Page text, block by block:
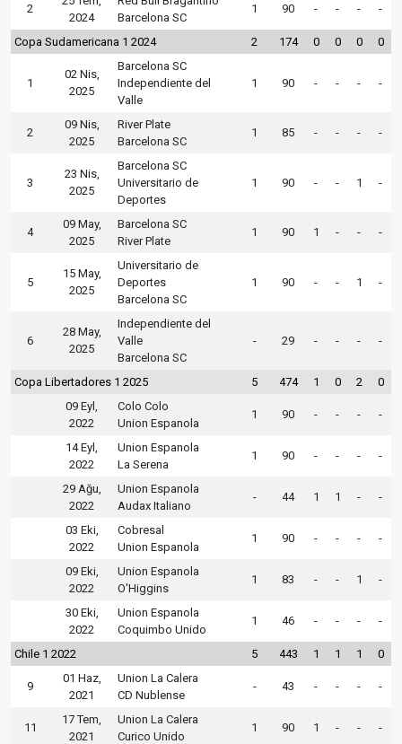
2
2024
Barcelona SC
1 90 - - - -
Copa Sudamericana 1 2024 2 174 0 0 0 0
1
02 Nis,
2025
Barcelona SC
Independiente del
Valle
1 90 - - - -
2
09 Nis,
2025
River Plate
Barcelona SC
1 85 - - - -
3
23 Nis,
2025
Barcelona SC
Universitario de
Deportes
1 90 - - 1 -
4
09 May,
2025
Barcelona SC
River Plate
1 90 1 - - -
5
15 May,
2025
Universitario de
Deportes
Barcelona SC
1 90 - - 1 -
6
28 May,
2025
Independiente del
Valle
Barcelona SC
- 29 - - - -
Copa Libertadores 1 2025 5 474 1 0 2
0
09 Eyl,
2022
Colo Colo
Union Espanola
1 90 - - - -
14 Eyl,
2022
Union Espanola
La Serena
1 90 - - - -
29 Ağu,
2022
Union Espanola
Audax Italiano
- 44 1 1 - -
03 Eki,
2022
Cobresal
Union Espanola
1 90 - - - -
09 Eki,
2022
Union Espanola
O'Higgins
1 83 - - 1 -
30 Eki,
2022
Union Espanola
Coquimbo Unido
1 46 - - - -
Chile 1 2022 5 443 1 1 1 0
9
01 Haz,
2021
Union La Calera
CD Nublense
- 43 - - - -
11
17 Tem,
2021
Union La Calera
Curico Unido
1 90 1 - - -